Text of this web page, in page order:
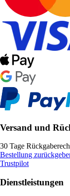
Versand und
30 Tage
Bestellung
Trustpilot
Dienstleistungen